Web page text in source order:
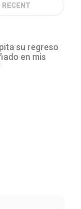
RECENT
su regreso
en mis